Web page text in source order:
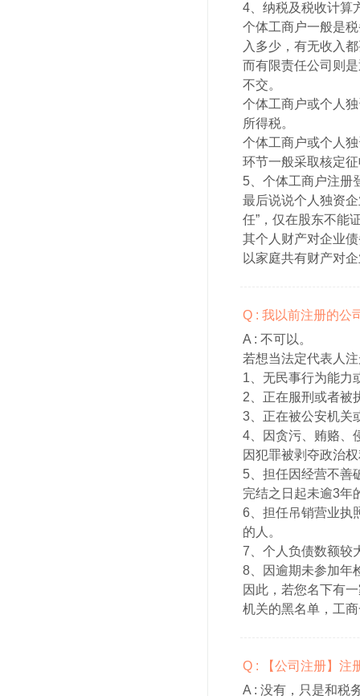
4、纳税及税收计算
个体工商户一般是
入多少，有无收入
而有限责任公司则
不交。
个体工商户或个人
所得税。
个体工商户或个人
环节一般采取核定
5、个体工商户注册
最后说说个人独资
任”，仅在股东不能
其个人财产对企业
以家庭共有财产对
Q : 我以前注册的公
A : 不可以。
若想当法定代表人
1、无民事行为能力
2、正在服刑或者被
3、正在被公安机关
4、因贪污、贿赂、
因犯罪被剥夺政治
5、担任因经营不善
完结之日起未逾3年
6、担任吊销营业执
的人。
7、个人负债数额较
8、因逾期未参加年
因此，若您名下有
机关的黑名单，工
Q : 【公司注册】注
A : 没有，只是和税